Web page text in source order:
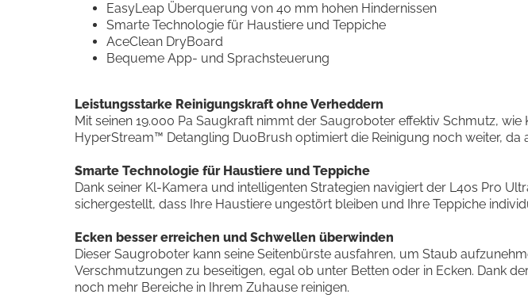
EasyLeap Überquerung von 40 mm hohen Hindernissen
Smarte Technologie für Haustiere und Teppiche
AceClean DryBoard
Bequeme App- und Sprachsteuerung
Leistungsstarke Reinigungskraft ohne Verheddern
Mit seinen 19.000 Pa Saugkraft nimmt der Saugroboter effektiv Schmutz,
HyperStream™ Detangling DuoBrush optimiert die Reinigung noch weiter, da
Smarte Technologie für Haustiere und Teppiche
Dank seiner Kl-Kamera und intelligenten Strategien navigiert der L40s Pro
sichergestellt, dass Ihre Haustiere ungestört bleiben und Ihre Teppiche
Ecken besser erreichen und Schwellen überwinden
Dieser Saugroboter kann seine Seitenbürste ausfahren, um Staub
Verschmutzungen zu beseitigen, egal ob unter Betten oder in Ecken. Dank
noch mehr Bereiche in Ihrem Zuhause reinigen.